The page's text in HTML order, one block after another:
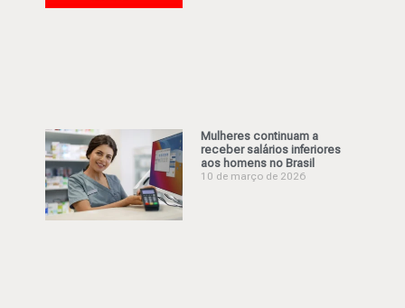
Mulheres continuam a
receber salários inferiores
aos homens no Brasil
10 de março de 2026